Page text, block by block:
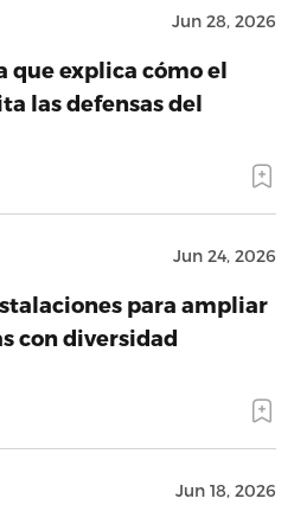
Jun 28, 2026
que explica cómo el
las defensas del
Jun 24, 2026
para ampliar
con diversidad
Jun 18, 2026